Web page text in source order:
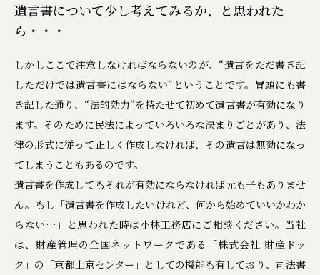
遺言書について少し考えてみるか、と思われた
ら・・・
しかしここで注意しなければならないのが、“遺言をただ書き記
しただけでは遺言書にはならない”ということです。冒頭にも書
き記した通り、“法的効力”を持たせて初めて遺言書が有効になり
ます。そのために民法によっていろいろな決まりごとがあり、法
律の形式に従って正しく作成しなければ、その遺言は無効になっ
てしまうこともあるのです。
遺言書を作成してもそれが有効にならなければ元も子もありませ
ん。もし「遺言書を作成したいけれど、何から始めていいかわか
らない…」と思われた時は小林工務店にご相談ください。当社
は、財産管理の全国ネットワークである「株式会社 財産ドッ
ク」の「京都上京センター」としての機能も有しており、司法書